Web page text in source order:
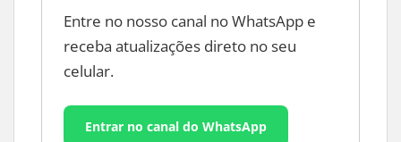
Entre no nosso canal no WhatsApp e
receba atualizações direto no seu
celular.
Entrar no canal do WhatsApp